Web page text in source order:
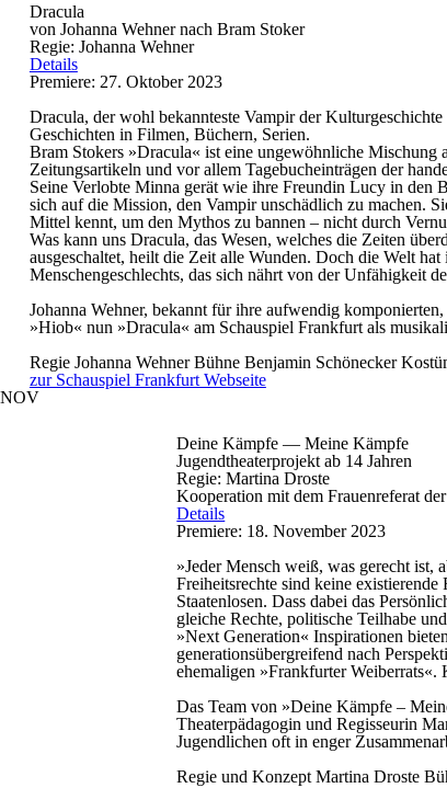
Dracula
von Johanna Wehner nach Bram Stoker
Regie: Johanna Wehner
Details
Premiere: 27. Oktober 2023
Dracula, der wohl bekannteste Vampir der
Geschichten in Filmen, Büchern, Serien.
Bram Stokers »Dracula« ist eine ungewöhnliche
Zeitungsartikeln und vor allem Tagebucheinträgen der
Seine Verlobte Minna gerät wie ihre Freundin Lucy in den
sich auf die Mission, den Vampir unschädlich zu machen.
Mittel kennt, um den Mythos zu bannen – nicht durch
Was kann uns Dracula, das Wesen, welches die Zeiten
ausgeschaltet, heilt die Zeit alle Wunden. Doch die Welt
Menschengeschlechts, das sich nährt von der Unfähigkeit
Johanna Wehner, bekannt für ihre aufwendig
»Hiob« nun »Dracula« am Schauspiel Frankfurt als
RegieJohanna WehnerBühne Benjamin Schönecker
zur Schauspiel Frankfurt Webseite
NOV
Deine Kämpfe — Meine Kämpfe
Jugendtheaterprojekt ab 14 Jahren
Regie: Martina Droste
Kooperation mit dem Frauenreferat
Details
Premiere: 18. November 2023
»Jeder Mensch weiß, was gerecht ist,
Freiheitsrechte sind keine
Staatenlosen. Dass dabei das
gleiche Rechte, politische Teilhabe
»Next Generation« Inspirationen
generationsübergreifend nach
ehemaligen »Frankfurter
Das Team von »Deine Kämpfe –
Theaterpädagogin und Regisseurin
Jugendlichen oft in enger
Regie und KonzeptMartina Droste